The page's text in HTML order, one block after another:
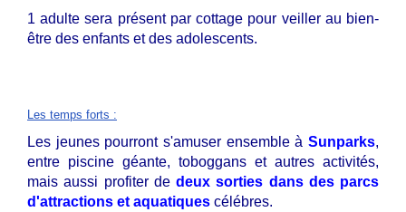
1 adulte sera présent par cottage pour veiller au bien-
être des enfants et des adolescents.
Les temps forts :
Les jeunes pourront s'amuser ensemble à Sunparks,
entre piscine géante, toboggans et autres activités,
mais aussi profiter de deux sorties dans des parcs
d'attractions et aquatiques célébres.